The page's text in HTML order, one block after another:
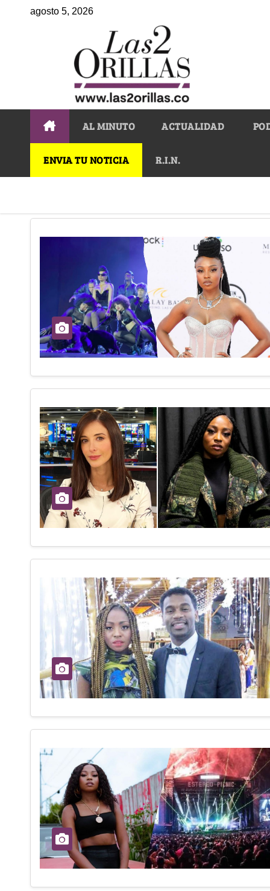
agosto 5, 2026
AL MINUTO ACTUALIDAD
ENVIA TU NOTICIA R.I.N.